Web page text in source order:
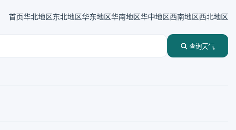
首页华北地区东北地区华东地区华南地区华中地区西南地区西北地区
查询天气